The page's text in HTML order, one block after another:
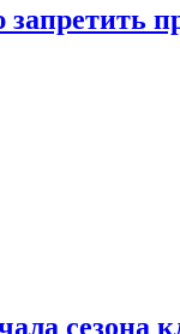
сезона